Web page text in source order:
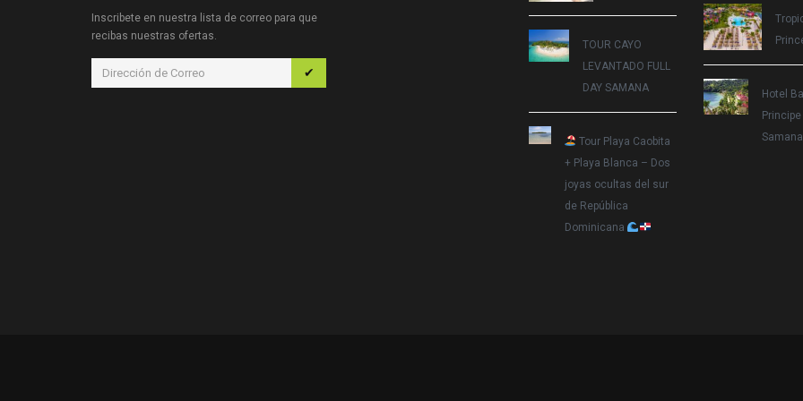
Inscribete en nuestra lista de correo para que
recibas nuestras ofertas.
✔
TOUR CAYO
LEVANTADO FULL
DAY SAMANA
Tour Playa Caobita
+ Playa Blanca – Dos
joyas ocultas del sur
de República
Dominicana
Hotel
Samana